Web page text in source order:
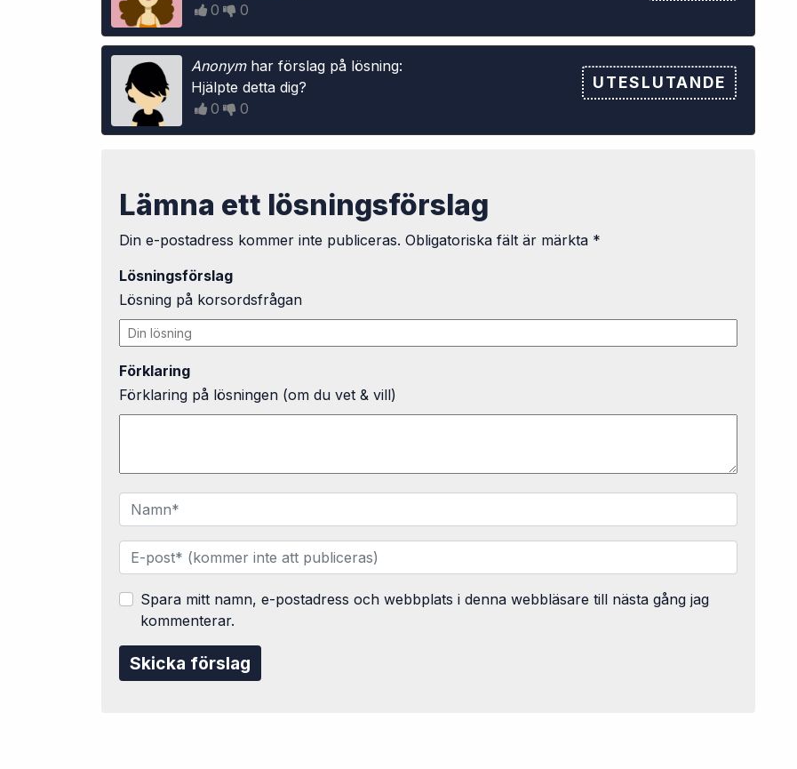
0
0
Anonym har förslag på lösning:
UTESLUTANDE
Hjälpte detta dig?
0
0
Lämna ett lösningsförslag
Din e-postadress kommer inte publiceras. Obligatoriska fält är märkta *
Lösningsförslag
Lösning på korsordsfrågan
Förklaring
Förklaring på lösningen (om du vet & vill)
Spara mitt namn, e-postadress och webbplats i denna webbläsare till nästa gång jag
kommenterar.